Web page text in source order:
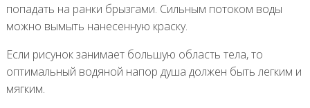
попадать на ранки брызгами. Сильным потоком воды
можно вымыть нанесенную краску.
Если рисунок занимает большую область тела, то
оптимальный водяной напор душа должен быть легким и
мягким.